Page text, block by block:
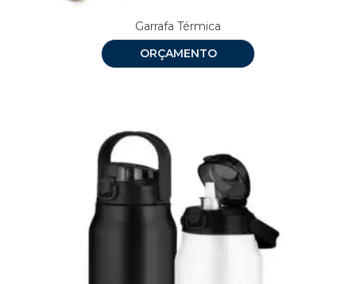
Garrafa Térmica
ORÇAMENTO